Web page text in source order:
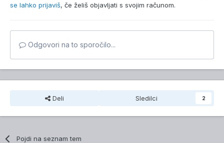
se lahko prijaviš, če želiš objavljati s svojim računom.
Odgovori na to sporočilo...
Deli Sledilci 2
Pojdi na seznam tem